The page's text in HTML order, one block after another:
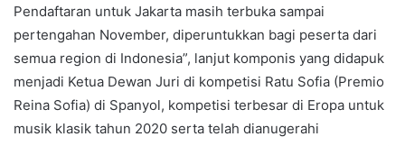
Pendaftaran untuk Jakarta masih terbuka sampai
pertengahan November, diperuntukkan bagi peserta dari
semua region di Indonesia”, lanjut komponis yang didapuk
menjadi Ketua Dewan Juri di kompetisi Ratu Sofia (Premio
Reina Sofia) di Spanyol, kompetisi terbesar di Eropa untuk
musik klasik tahun 2020 serta telah dianugerahi